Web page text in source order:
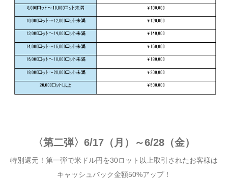
〈第二弾〉6/17（月）～6/28（金）
特別還元！第一弾で米ドル円を30ロット以上取引されたお客様は
キャッシュバック金額50%アップ！